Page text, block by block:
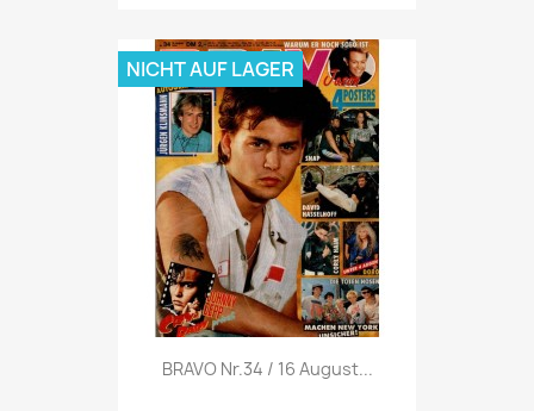
Vorschau
BRAVO Nr.34 / 16 August...
NICHT AUF LAGER